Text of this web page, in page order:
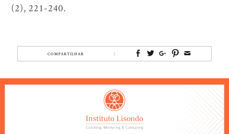
(2), 221-240.
COMPARTILHAR